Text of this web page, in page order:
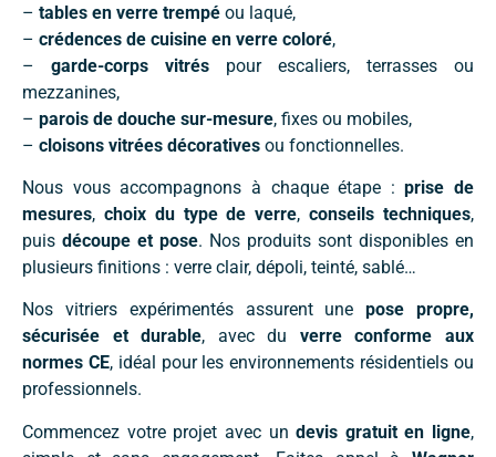
– tables en verre trempé ou laqué,
– crédences de cuisine en verre coloré,
– garde-corps vitrés pour escaliers, terrasses ou
mezzanines,
– parois de douche sur-mesure, fixes ou mobiles,
– cloisons vitrées décoratives ou fonctionnelles.
Nous vous accompagnons à chaque étape :prise de
mesures, choix du type de verre,conseils techniques,
puis découpe et pose. Nos produits sont disponibles en
plusieurs finitions : verre clair, dépoli, teinté, sablé…
Nos vitriers expérimentés assurent unepose propre,
sécurisée et durable, avec du verre conforme aux
normes CE, idéal pour les environnements résidentiels ou
professionnels.
Commencez votre projet avec undevis gratuit en ligne,